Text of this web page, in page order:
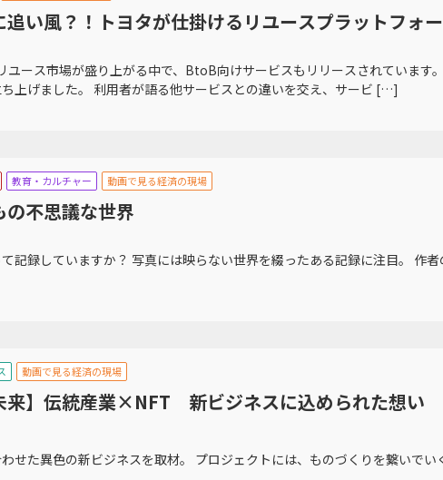
追い風？！トヨタが仕掛けるリユースプラットフォ
ユース市場が盛り上がる中で、BtoB向けサービスもリリースされています
上げました。 利用者が語る他サービスとの違いを交え、サービ […]
教育・カルチャー 動画で見る経済の現場
の不思議な世界
記録していますか？ 写真には映らない世界を綴ったある記録に注目。 作
動画で見る経済の現場
来】伝統産業×NFT 新ビジネスに込められた想い
せた異色の新ビジネスを取材。 プロジェクトには、ものづくりを繋いでい